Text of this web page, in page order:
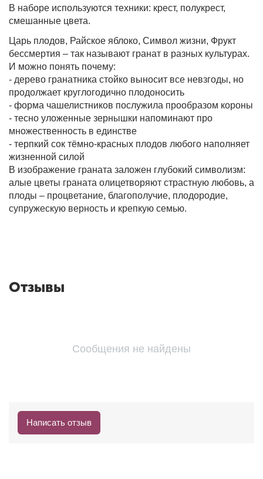
В наборе используются техники: крест, полукрест,
смешанные цвета.
Царь плодов, Райское яблоко, Символ жизни, Фрукт
бессмертия – так называют гранат в разных культурах.
И можно понять почему:
- дерево гранатника стойко выносит все невзгоды, но
продолжает круглогодично плодоносить
- форма чашелистников послужила прообразом короны
- тесно уложенные зернышки напоминают про
множественность в единстве
- терпкий сок тёмно-красных плодов любого наполняет
жизненной силой
В изображение граната заложен глубокий символизм:
алые цветы граната олицетворяют страстную любовь, а
плоды – процветание, благополучие, плодородие,
супружескую верность и крепкую семью.
Отзывы
Сообщения не найдены
Написать отзыв